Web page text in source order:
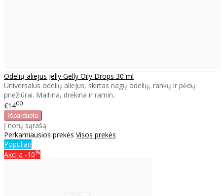
Odelių aliejus Jelly Gelly Oily Drops 30 ml
Universalus odelių aliejus, skirtas nagų odelių, rankų ir pėdų
priežiūrai. Maitina, drėkina ir ramin..
€1400
Į norų sąrašą
Perkamiausios prekės Visos prekės
Populiari
Akcija -10%